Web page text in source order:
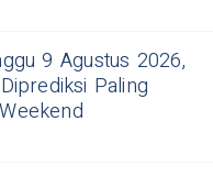
9 Agustus 2026,
Paling